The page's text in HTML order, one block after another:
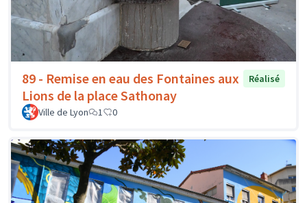
89 - Remise en eau des Fontaines aux
Lions de la place Sathonay
Réalisé
Ville de Lyon 1 0